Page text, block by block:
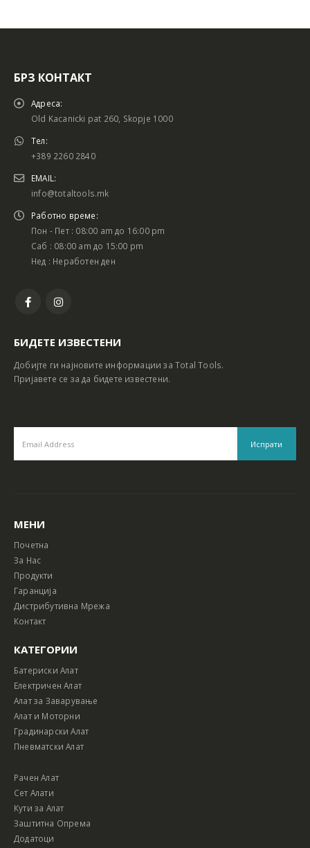
Батериски сет
Батериски сет Ротирачки Чекан и Бормашина 20V
БРЗ КОНТАКТ
Адреса:
Old Kacanicki pat 260, Skopje 1000
Тел:
+389 2260 2840
EMAIL:
info@totaltools.mk
Работно време:
Пон - Пет : 08:00 am до 16:00 pm
Саб : 08:00 am до 15:00 pm
Нед : Неработен ден
БИДЕТЕ ИЗВЕСТЕНИ
Добијте ги најновите информации за Total Tools.
Пријавете се за да бидете известени.
МЕНИ
Почетна
За Нас
Продукти
Гаранција
Дистрибутивна Мрежа
Контакт
КАТЕГОРИИ
Батериски Алат
Електричен Алат
Алат за Заварување
Алат и Моторни
Градинарски Алат
Пневматски Алат
Рачен Алат
Сет Алати
Кути за Алат
Заштитна Опрема
Додатоци